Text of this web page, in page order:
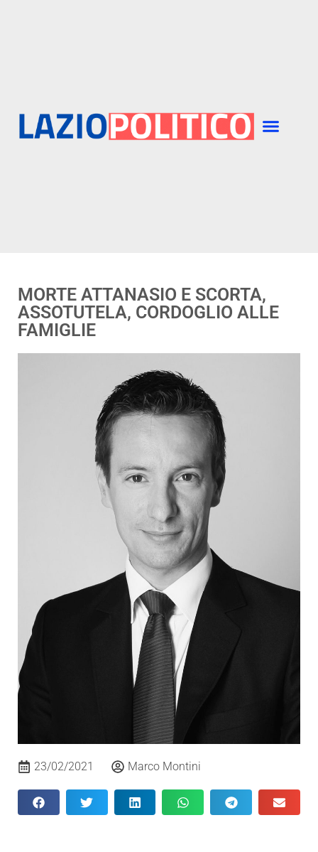
MORTE ATTANASIO E SCORTA,
ASSOTUTELA, CORDOGLIO ALLE
FAMIGLIE
23/02/2021 Marco Montini